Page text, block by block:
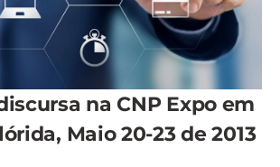
na CNP Expo em
Maio 20-23 de 2013